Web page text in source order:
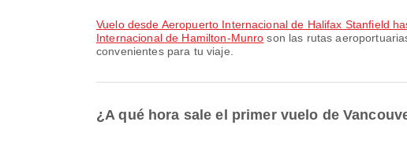
Vuelo desde Aeropuerto Internacional de Halifax Stanfield
Internacional de Hamilton-Munro son las rutas
convenientes para tu viaje.
¿A qué hora sale el primer vuelo de